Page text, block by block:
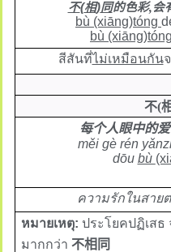
不(相)同的色彩,会
bù (xiāng)tóng
bù (xiāng
สีสันที่ไม่เหมือนกัน
不(
每个人眼中的
měi gè rén
dōu bù
ความรักในสาย
หมายเหตุ: ประโยคปฏิเส
มากกว่า 不相同